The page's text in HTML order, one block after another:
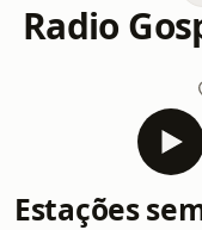
Radio
Estações